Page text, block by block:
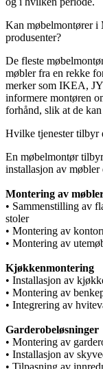
Kan møbelmontører i
produsenter?
De fleste
møbler fra en rekke
merker som IKEA,
informere montøren
forhånd, slik at de
Hvilke tjenester tilbyr
En møbelmontør
installasjon av
Montering av
• Sammenstilling av
stoler
• Montering av
• Montering av
Kjøkkenmontering
• Installasjon av
• Montering av
• Integrering av
Garderobeløsninger
• Montering av
• Installasjon av
• Tilpasning av